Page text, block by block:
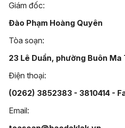
Giám đốc:
Đào Phạm Hoàng Quyên
Tòa soạn:
23 Lê Duẩn, phường Buôn
Điện thoại:
(0262) 3852383 - 3810414 -
Email: